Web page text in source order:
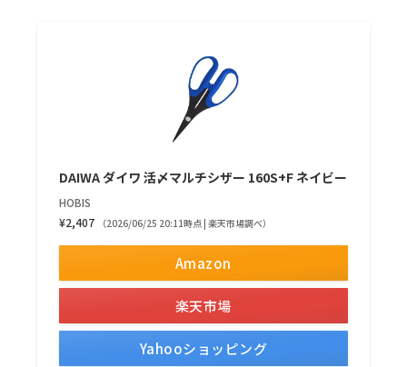
DAIWA ダイワ 活〆マルチシザー 160S+F ネイビー
HOBIS
¥2,407
（2026/06/25 20:11時点 | 楽天市場調べ）
Amazon
楽天市場
Yahooショッピング